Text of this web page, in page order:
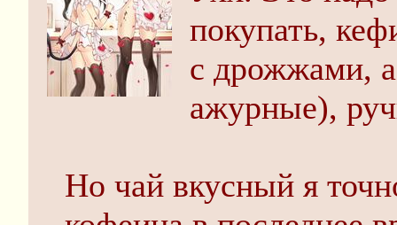
покупать,
с дрожжами,
ажурные),
Но чай вкусный я